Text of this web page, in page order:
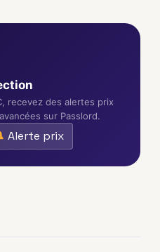
recevez des alertes prix
sur Passlord.
Alerte prix